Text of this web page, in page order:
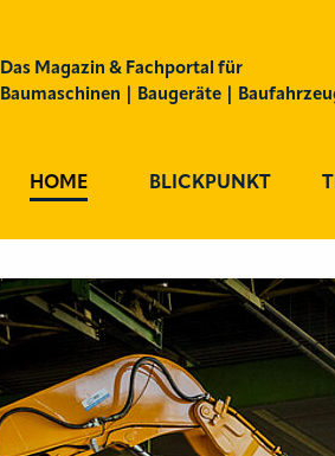
Das Magazin & Fachportal für
Baumaschinen | Baugeräte |
HOME BLICKPUNKT